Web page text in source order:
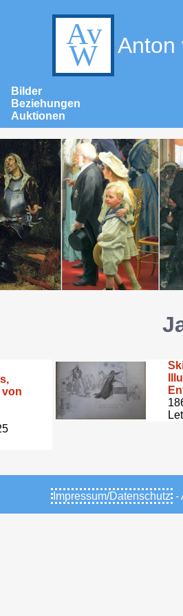
Anton
Bilder
Beziehungen
Auktionen
von
Impressum/Datenschutz -